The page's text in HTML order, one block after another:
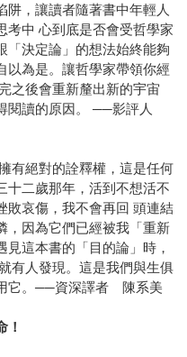
阱，讓讀者隨著書中年輕人
考中 心到底是否會受哲學家
「決定論」的想法始終能夠
以為是。讓哲學家帶領你經
之後會重新釐出新的宇宙
閱讀的原因。 ──影評人
有絕對的詮釋權，這是任何
十二歲那年，活到不想活不
敗哀傷，我不會再回 頭連結
，因為它們已經被我「重新
這本書的「目的論」時，
有人發現。這是我們與生俱
它。──資深譯者 陳系美
！